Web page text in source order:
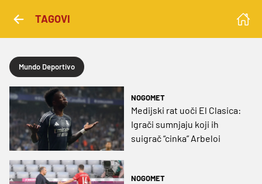
TAGOVI
Mundo Deportivo
NOGOMET
Medijski rat uoči El Clasica:
Igrači sumnjaju koji ih
suigrač “cinka” Arbeloi
NOGOMET